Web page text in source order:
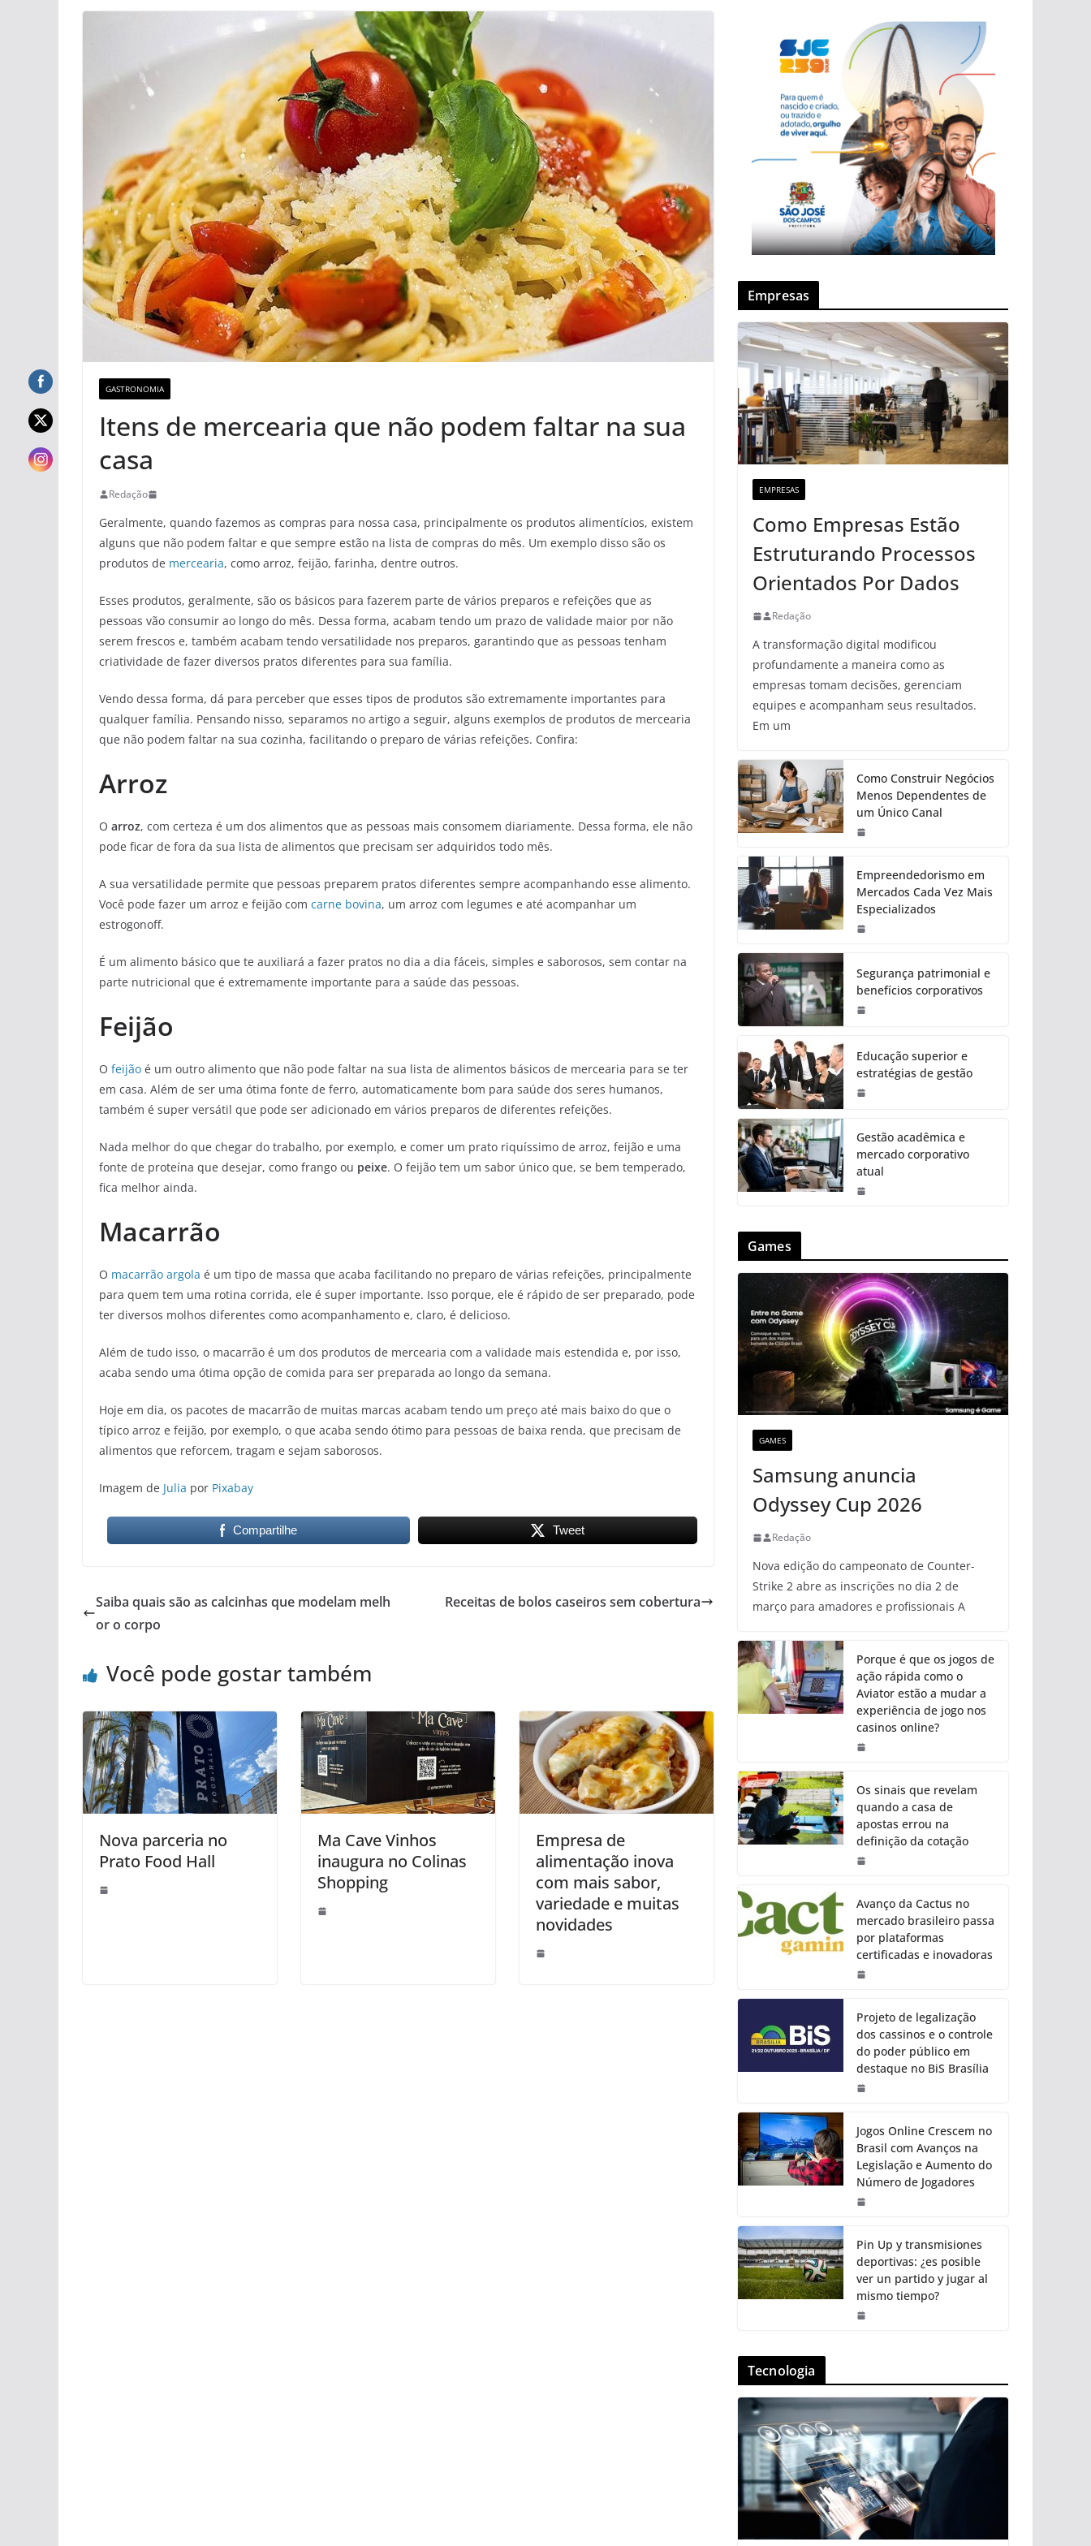
GASTRONOMIA
Itens de mercearia que não podem faltar na sua
casa
Redação
Geralmente, quando fazemos as compras para nossa casa, principalmente os produtos alimentícios, existem
alguns que não podem faltar e que sempre estão na lista de compras do mês. Um exemplo disso são os
produtos de mercearia, como arroz, feijão, farinha, dentre outros.
Esses produtos, geralmente, são os básicos para fazerem parte de vários preparos e refeições que as
pessoas vão consumir ao longo do mês. Dessa forma, acabam tendo um prazo de validade maior por não
serem frescos e, também acabam tendo versatilidade nos preparos, garantindo que as pessoas tenham
criatividade de fazer diversos pratos diferentes para sua família.
Vendo dessa forma, dá para perceber que esses tipos de produtos são extremamente importantes para
qualquer família. Pensando nisso, separamos no artigo a seguir, alguns exemplos de produtos de mercearia
que não podem faltar na sua cozinha, facilitando o preparo de várias refeições. Confira:
Arroz
O arroz, com certeza é um dos alimentos que as pessoas mais consomem diariamente. Dessa forma, ele não
pode ficar de fora da sua lista de alimentos que precisam ser adquiridos todo mês.
A sua versatilidade permite que pessoas preparem pratos diferentes sempre acompanhando esse alimento.
Você pode fazer um arroz e feijão com carne bovina, um arroz com legumes e até acompanhar um
estrogonoff.
É um alimento básico que te auxiliará a fazer pratos no dia a dia fáceis, simples e saborosos, sem contar na
parte nutricional que é extremamente importante para a saúde das pessoas.
Feijão
O feijão é um outro alimento que não pode faltar na sua lista de alimentos básicos de mercearia para se ter
em casa. Além de ser uma ótima fonte de ferro, automaticamente bom para saúde dos seres humanos,
também é super versátil que pode ser adicionado em vários preparos de diferentes refeições.
Nada melhor do que chegar do trabalho, por exemplo, e comer um prato riquíssimo de arroz, feijão e uma
fonte de proteína que desejar, como frango ou peixe. O feijão tem um sabor único que, se bem temperado,
fica melhor ainda.
Macarrão
O macarrão argola é um tipo de massa que acaba facilitando no preparo de várias refeições, principalmente
para quem tem uma rotina corrida, ele é super importante. Isso porque, ele é rápido de ser preparado, pode
ter diversos molhos diferentes como acompanhamento e, claro, é delicioso.
Além de tudo isso, o macarrão é um dos produtos de mercearia com a validade mais estendida e, por isso,
acaba sendo uma ótima opção de comida para ser preparada ao longo da semana.
Hoje em dia, os pacotes de macarrão de muitas marcas acabam tendo um preço até mais baixo do que o
típico arroz e feijão, por exemplo, o que acaba sendo ótimo para pessoas de baixa renda, que precisam de
alimentos que reforcem, tragam e sejam saborosos.
Imagem de Julia por Pixabay
Compartilhe Tweet
Saiba quais são as calcinhas que modelam melh
or o corpo
Receitas de bolos caseiros sem cobertura
Você pode gostar também
Nova parceria no
Prato Food Hall
Ma Cave Vinhos
inaugura no Colinas
Shopping
Empresa de
alimentação inova
com mais sabor,
variedade e muitas
novidades
Empresas
EMPRESAS
Como Empresas Estão
Estruturando Processos
Orientados Por Dados
Redação
A transformação digital modificou
profundamente a maneira como as
empresas tomam decisões, gerenciam
equipes e acompanham seus resultados.
Em um
Como Construir Negócios
Menos Dependentes de
um Único Canal
Empreendedorismo em
Mercados Cada Vez Mais
Especializados
Segurança patrimonial e
benefícios corporativos
Educação superior e
estratégias de gestão
Gestão acadêmica e
mercado corporativo
atual
Games
GAMES
Samsung anuncia
Odyssey Cup 2026
Redação
Nova edição do campeonato de Counter-
Strike 2 abre as inscrições no dia 2 de
março para amadores e profissionais A
Porque é que os jogos de
ação rápida como o
Aviator estão a mudar a
experiência de jogo nos
casinos online?
Os sinais que revelam
quando a casa de
apostas errou na
definição da cotação
Avanço da Cactus no
mercado brasileiro passa
por plataformas
certificadas e inovadoras
Projeto de legalização
dos cassinos e o controle
do poder público em
destaque no BiS Brasília
Jogos Online Crescem no
Brasil com Avanços na
Legislação e Aumento do
Número de Jogadores
Pin Up y transmisiones
deportivas: ¿es posible
ver un partido y jugar al
mismo tiempo?
Tecnologia